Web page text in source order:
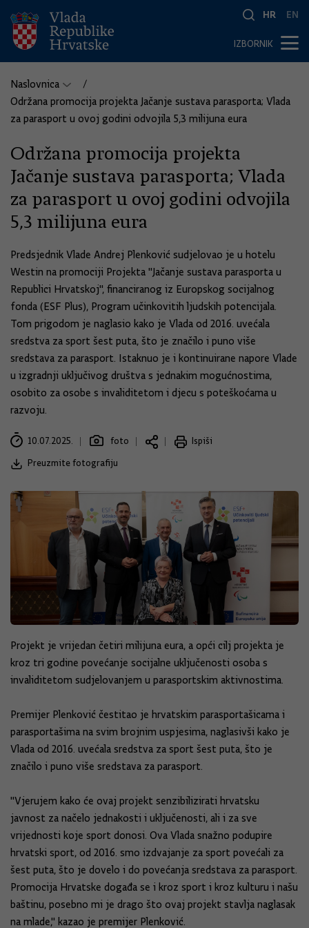
HR EN
IZBORNIK
Naslovnica
Održana promocija projekta Jačanje sustava parasporta; Vlada
za parasport u ovoj godini odvojila 5,3 milijuna eura
Održana promocija projekta
Jačanje sustava parasporta; Vlada
za parasport u ovoj godini odvojila
5,3 milijuna eura
Predsjednik Vlade Andrej Plenković sudjelovao je u hotelu
Westin na promociji Projekta "Jačanje sustava parasporta u
Republici Hrvatskoj", financiranog iz Europskog socijalnog
fonda (ESF Plus), Program učinkovitih ljudskih potencijala.
Tom prigodom je naglasio kako je Vlada od 2016. uvećala
sredstva za sport šest puta, što je značilo i puno više
sredstava za parasport. Istaknuo je i kontinuirane napore Vlade
u izgradnji uključivog društva s jednakim mogućnostima,
osobito za osobe s invaliditetom i djecu s poteškoćama u
razvoju.
10.07.2025. foto
Ispiši
Preuzmite fotografiju
Projekt je vrijedan četiri milijuna eura, a opći cilj projekta je
kroz tri godine povećanje socijalne uključenosti osoba s
invaliditetom sudjelovanjem u parasportskim aktivnostima.
Premijer Plenković čestitao je hrvatskim parasportašicama i
parasportašima na svim brojnim uspjesima, naglasivši kako je
Vlada od 2016. uvećala sredstva za sport šest puta, što je
značilo i puno više sredstava za parasport.
"Vjerujem kako će ovaj projekt senzibilizirati hrvatsku
javnost za načelo jednakosti i uključenosti, ali i za sve
vrijednosti koje sport donosi. Ova Vlada snažno podupire
hrvatski sport, od 2016. smo izdvajanje za sport povećali za
šest puta, što je dovelo i do povećanja sredstava za parasport.
Promocija Hrvatske događa se i kroz sport i kroz kulturu i našu
baštinu, posebno mi je drago što ovaj projekt stavlja naglasak
na mlade," kazao je premijer Plenković.